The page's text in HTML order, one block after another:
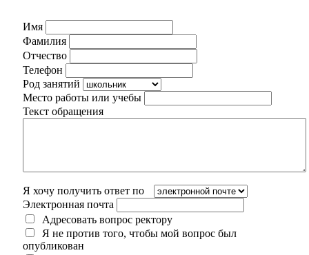
Имя
Фамилия
Отчество
Телефон
Род занятий
Место работы или учебы
Текст обращения
Я хочу получить ответ по
Электронная почта
Адресовать вопрос ректору
Я не против того, чтобы мой вопрос был
опубликован